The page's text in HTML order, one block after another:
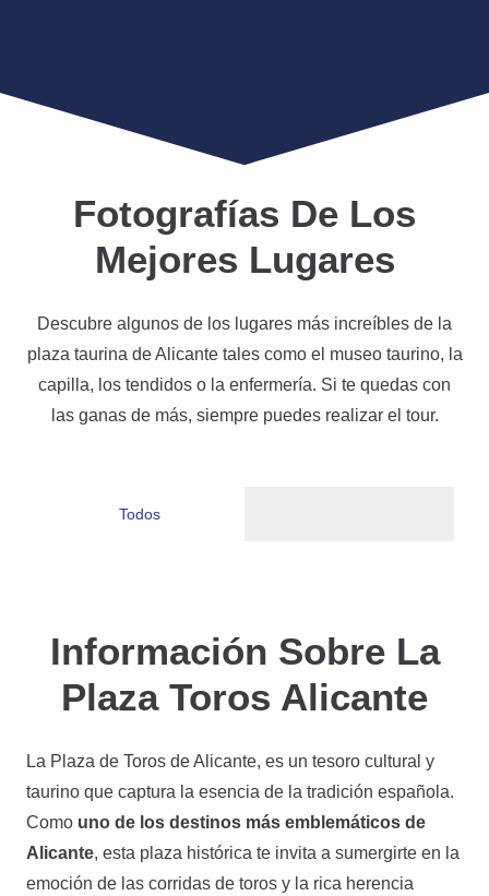
Fotografías De Los
Mejores Lugares
Descubre algunos de los lugares más increíbles de la
plaza taurina de Alicante tales como el museo taurino, la
capilla, los tendidos o la enfermería. Si te quedas con
las ganas de más, siempre puedes realizar el tour.
Todos
Taurina
Plaza Toros
Grande Plaza
Alicante
Taurino De
Alicante
Información Sobre La
Plaza Toros Alicante
La Plaza de Toros de Alicante, es un tesoro cultural y
taurino que captura la esencia de la tradición española.
Como uno de los destinos más emblemáticos de
Alicante, esta plaza histórica te invita a sumergirte en la
emoción de las corridas de toros y la rica herencia